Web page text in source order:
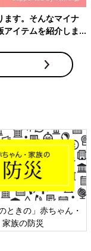
日本外来小児科学会リ
ト検討会